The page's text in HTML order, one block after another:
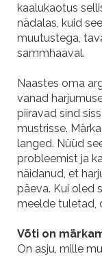
kaalukaotus
nädalas, kuid
muutustega,
sammhaaval.
Naastes oma
vanad
piiravad sind
mustrisse.
langed. Nüüd
probleemist ja
näidanud, et
päeva. Kui oled
meelde tuletad,
Võti on
On asju, mille